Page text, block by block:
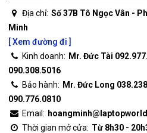
Địa chỉ: Số 37B Tô Ngọc Vân -
Minh
[ Xem đường đi ]
Kinh doanh: Mr. Đức Tài
090.308.5016
Bảo hành: Mr. Đức Long
090.776.0810
Email:
Thời gian mở cửa: Từ 8h30 -